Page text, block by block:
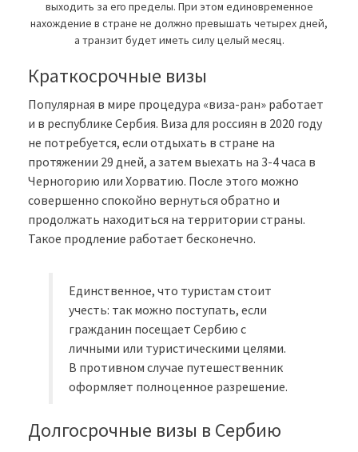
выходить за его пределы. При этом единовременное
нахождение в стране не должно превышать четырех дней,
а транзит будет иметь силу целый месяц.
Краткосрочные визы
Популярная в мире процедура «виза-ран» работает
и в республике Сербия. Виза для россиян в 2020 году
не потребуется, если отдыхать в стране на
протяжении 29 дней, а затем выехать на 3-4 часа в
Черногорию или Хорватию. После этого можно
совершенно спокойно вернуться обратно и
продолжать находиться на территории страны.
Такое продление работает бесконечно.
Единственное, что туристам стоит
учесть: так можно поступать, если
гражданин посещает Сербию с
личными или туристическими целями.
В противном случае путешественник
оформляет полноценное разрешение.
Долгосрочные визы в Сербию